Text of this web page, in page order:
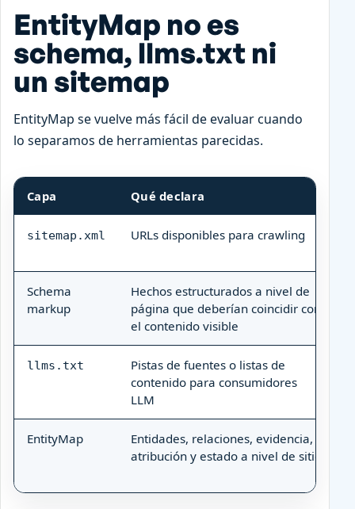
EntityMap no es
schema, llms.txt ni
un sitemap
EntityMap se vuelve más fácil de evaluar cuando
lo separamos de herramientas parecidas.
Capa Qué declara
sitemap.xml URLs disponibles para crawling
Schema
markup
Hechos estructurados a nivel de
página que deberían coincidir con
el contenido visible
llms.txt
Pistas de fuentes o listas de
contenido para consumidores
LLM
EntityMap
Entidades, relaciones, evidencia,
atribución y estado a nivel de sitio